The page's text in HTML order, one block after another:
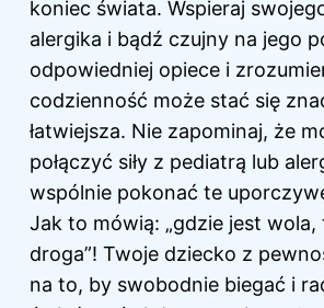
koniec świata. Wspieraj
alergika i bądź czujny na jego
odpowiedniej opiece i
codzienność może stać się
łatwiejsza. Nie zapominaj, że
połączyć siły z pediatrą lub
wspólnie pokonać te
Jak to mówią: „gdzie jest wola,
droga”! Twoje dziecko z
na to, by swobodnie biegać i